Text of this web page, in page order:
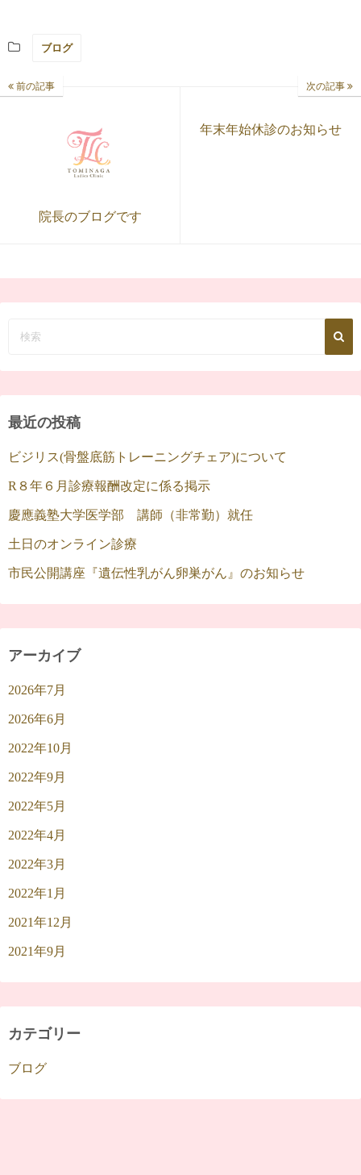
ブログ
前の記事
院長のブログです
次の記事
年末年始休診のお知らせ
最近の投稿
ビジリス(骨盤底筋トレーニングチェア)について
R８年６月診療報酬改定に係る掲示
慶應義塾大学医学部 講師（非常勤）就任
土日のオンライン診療
市民公開講座『遺伝性乳がん卵巣がん』のお知らせ
アーカイブ
2026年7月
2026年6月
2022年10月
2022年9月
2022年5月
2022年4月
2022年3月
2022年1月
2021年12月
2021年9月
カテゴリー
ブログ